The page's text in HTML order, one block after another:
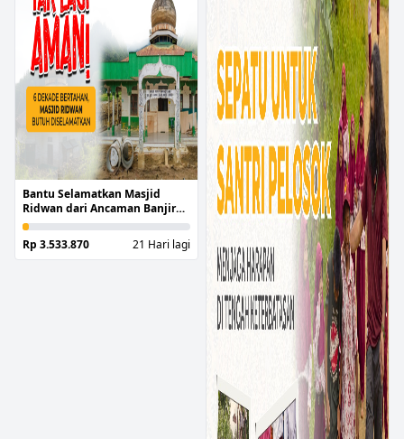
Bantu Selamatkan Masjid
Ridwan dari Ancaman Banjir
Berkepanjangan
Rp 3.533.870
21 Hari lagi